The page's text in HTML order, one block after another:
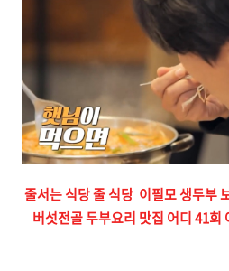
줄서는 식당 줄 식당 이필모 생두부
버섯전골 두부요리 맛집 어디 41회